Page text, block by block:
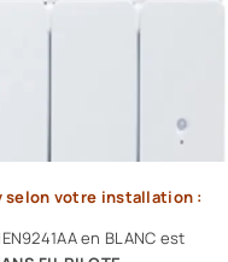
votre installation :
en BLANC est